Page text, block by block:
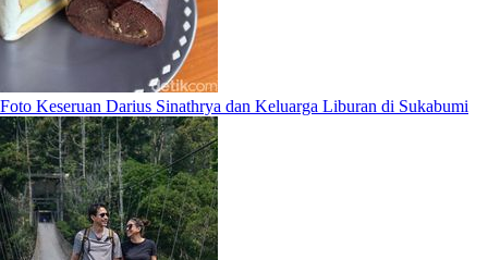
Foto Keseruan Darius Sinathrya dan Keluarga Liburan di Sukabumi